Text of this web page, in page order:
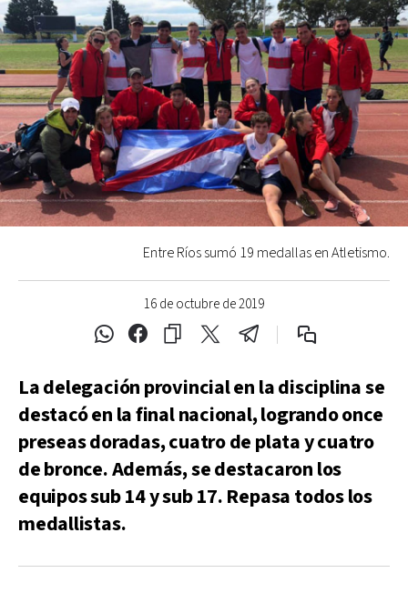
16 de octubre de 2019
Entre Ríos sumó 19 medallas en Atletismo.
La delegación provincial en la disciplina se
destacó en la final nacional, logrando once
preseas doradas, cuatro de plata y cuatro
de bronce. Además, se destacaron los
equipos sub 14 y sub 17. Repasa todos los
medallistas.